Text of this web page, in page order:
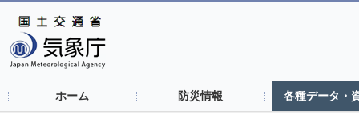
ホーム 防災情報 各種データ・